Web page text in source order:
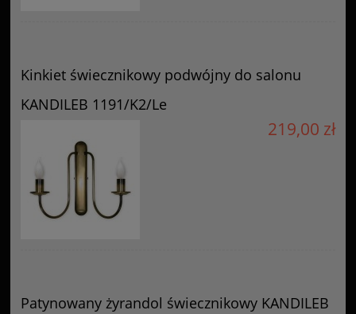
Kinkiet świecznikowy podwójny do salonu
KANDILEB 1191/K2/Le
219,00 zł
Patynowany żyrandol świecznikowy KANDILEB